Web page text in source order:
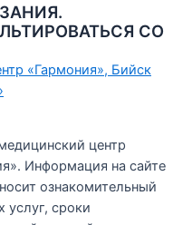
СО
центр
Информация на сайте
ознакомительный
услуг, сроки